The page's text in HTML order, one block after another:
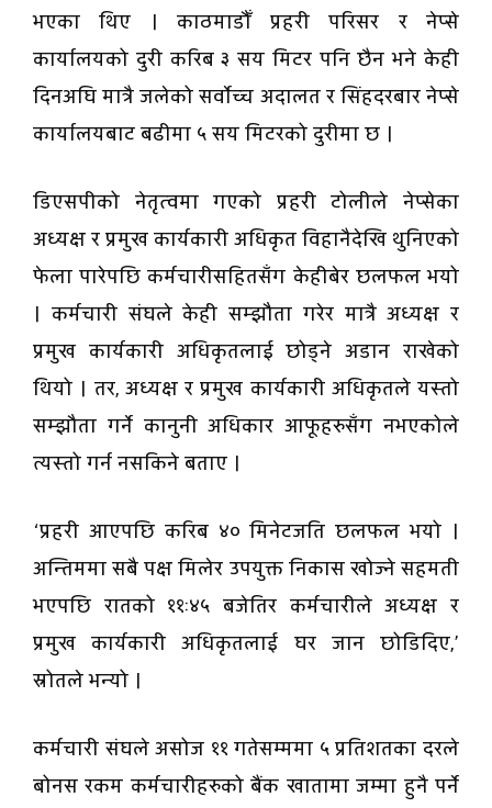
भएका थिए । काठमाडौँ प्रहरी परिसर र नेप्से
कार्यालयको दुरी करिब ३ सय मिटर पनि छैन भने केही
दिनअघि मात्रै जलेको सर्वाेच्च अदालत र सिंहदरबार नेप्से
कार्यालयबाट बढीमा ५ सय मिटरको दुरीमा छ ।
डिएसपीको नेतृत्वमा गएको प्रहरी टोलीले नेप्सेका
अध्यक्ष र प्रमुख कार्यकारी अधिकृत विहानैदेखि थुनिएको
फेला पारेपछि कर्मचारीसहितसँग केहीबेर छलफल भयो
। कर्मचारी संघले केही सम्झौता गरेर मात्रै अध्यक्ष र
प्रमुख कार्यकारी अधिकृतलाई छोड्ने अडान राखेको
थियो । तर, अध्यक्ष र प्रमुख कार्यकारी अधिकृतले यस्तो
सम्झौता गर्ने कानुनी अधिकार आफूहरुसँग नभएकोले
त्यस्तो गर्न नसकिने बताए ।
‘प्रहरी आएपछि करिब ४० मिनेटजति छलफल भयो ।
अन्तिममा सबै पक्ष मिलेर उपयुक्त निकास खोज्ने सहमती
भएपछि रातको ११ः४५ बजेतिर कर्मचारीले अध्यक्ष र
प्रमुख कार्यकारी अधिकृतलाई घर जान छोडिदिए,’
स्रोतले भन्यो ।
कर्मचारी संघले असोज ११ गतेसम्ममा ५ प्रतिशतका दरले
बोनस रकम कर्मचारीहरुको बैंक खातामा जम्मा हुनै पर्ने